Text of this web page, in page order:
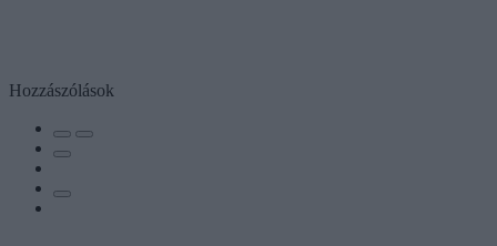
Hozzászólások